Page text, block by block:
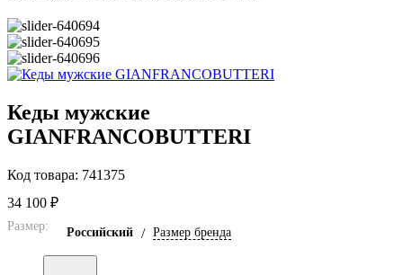
Кеды мужские
GIANFRANCOBUTTERI
Код товара: 741375
34 100 ₽
Размер: Российский / Размер бренда